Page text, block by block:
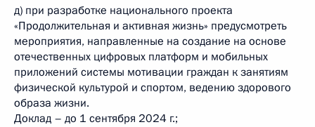
д) при разработке национального проекта
«Продолжительная и активная жизнь» предусмотреть
мероприятия, направленные на создание на основе
отечественных цифровых платформ и мобильных
приложений системы мотивации граждан к занятиям
физической культурой и спортом, ведению здорового
образа жизни.
Доклад – до 1 сентября 2024 г.;